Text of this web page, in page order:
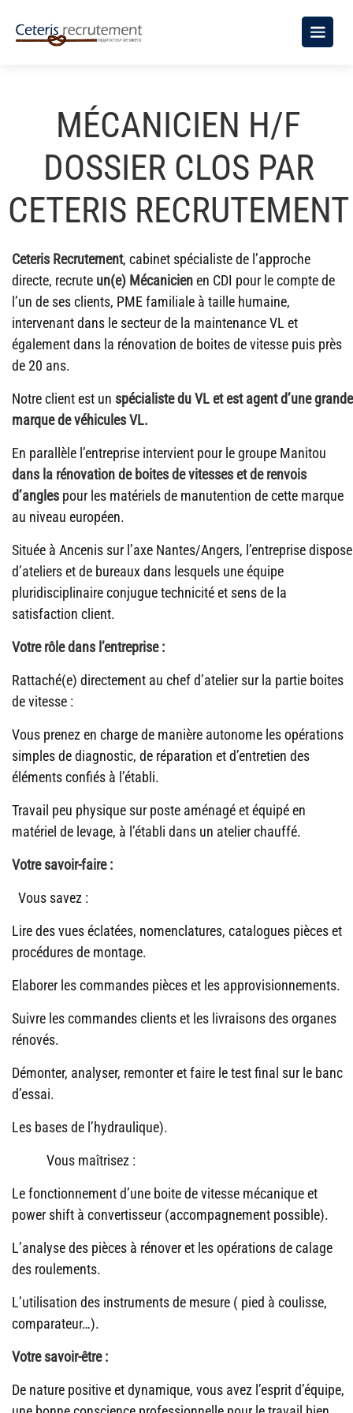
MÉCANICIEN H/F
DOSSIER CLOS PAR
CETERIS RECRUTEMENT
Ceteris Recrutement, cabinet spécialiste de l’approche
directe, recrute un(e) Mécanicienen CDI pour le compte de
l’un de ses clients, PME familiale à taille humaine,
intervenant dans le secteur de la maintenance VL et
également dans la rénovation de boites de vitesse puis près
de 20 ans.
Notre client est un spécialiste du VL et est agent d’une grande
marque de véhicules VL.
En parallèle l’entreprise intervient pour le groupe Manitou
dans la rénovation de boites de vitesses et de renvois
d’angles pour les matériels de manutention de cette marque
au niveau européen.
Située à Ancenis sur l’axe Nantes/Angers, l’entreprise dispose
d’ateliers et de bureaux dans lesquels une équipe
pluridisciplinaire conjugue technicité et sens de la
satisfaction client.
Votre rôle dans l’entreprise :
Rattaché(e) directement au chef d’atelier sur la partie boites
de vitesse :
Vous prenez en charge de manière autonome les opérations
simples de diagnostic, de réparation et d’entretien des
éléments confiés à l’établi.
Travail peu physique sur poste aménagé et équipé en
matériel de levage, à l’établi dans un atelier chauffé.
Votre savoir-faire :
Vous savez :
Lire des vues éclatées, nomenclatures, catalogues pièces et
procédures de montage.
Elaborer les commandes pièces et les approvisionnements.
Suivre les commandes clients et les livraisons des organes
rénovés.
Démonter, analyser, remonter et faire le test final sur le banc
d’essai.
Les bases de l’hydraulique).
Vous maîtrisez :
Le fonctionnement d’une boite de vitesse mécanique et
power shift à convertisseur (accompagnement possible).
L’analyse des pièces à rénover et les opérations de calage
des roulements.
L’utilisation des instruments de mesure ( pied à coulisse,
comparateur…).
Votre savoir-être :
De nature positive et dynamique, vous avez l’esprit d’équipe,